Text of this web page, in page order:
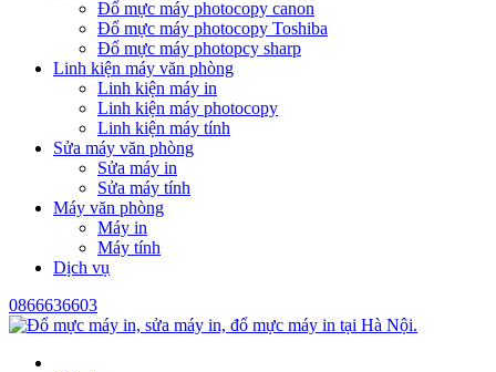
Đổ mực máy photocopy canon
Đổ mực máy photocopy Toshiba
Đổ mực máy photopcy sharp
Linh kiện máy văn phòng
Linh kiện máy in
Linh kiện máy photocopy
Linh kiện máy tính
Sửa máy văn phòng
Sửa máy in
Sửa máy tính
Máy văn phòng
Máy in
Máy tính
Dịch vụ
0866636603